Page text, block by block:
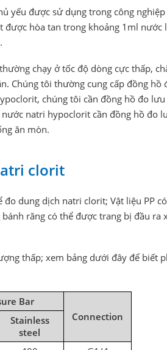
yếu được sử dụng trong công nghiệp
được hòa tan trong khoảng 1ml nước
chạy ở tốc độ dòng cực thấp,
Chúng tôi thường cung cấp đồng hồ
chúng tôi cần đồng hồ đo
natri hypoclorit cần đồng hồ đo
ăn mòn.
clorit
dung dịch natri clorit; Vật liệu PP
răng có thể được trang bị đầu ra
thấp; xem bảng dưới đây để biết
Bar
Connection
Stainless
steel